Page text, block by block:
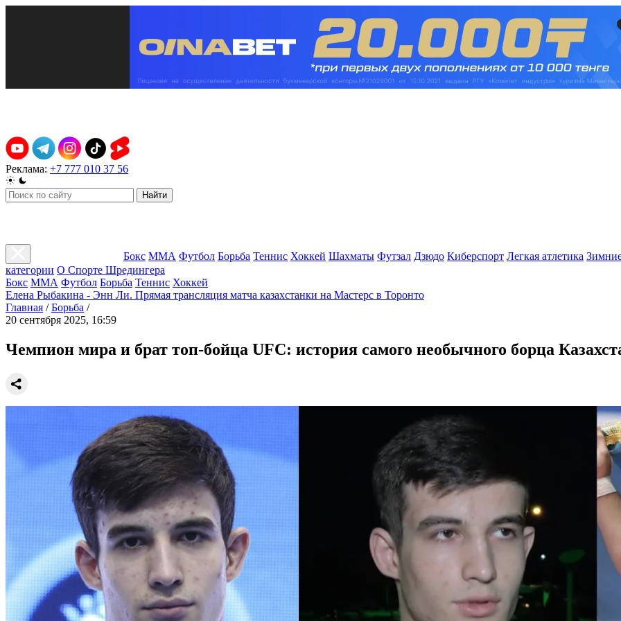
Реклама: +7 777 010 37 56
Найти
Бокс ММА Футбол Борьба Теннис Хоккей Шахматы Футзал Дзюдо Киберспорт Легкая атлетика
категории О Спорте Шредингера
Бокс ММА Футбол Борьба Теннис Хоккей
Елена Рыбакина - Энн Ли. Прямая трансляция матча казахстанки на Мастерс в Торонто
Главная / Борьба /
20 сентября 2025, 16:59
Чемпион мира и брат топ-бойца UFC: история самого необычного борца